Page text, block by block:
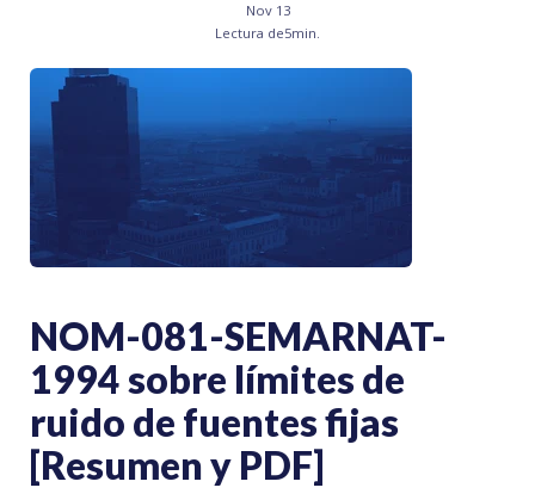
Nov 13
Lectura de5min.
NOM-081-SEMARNAT-
1994 sobre límites de
ruido de fuentes fijas
[Resumen y PDF]